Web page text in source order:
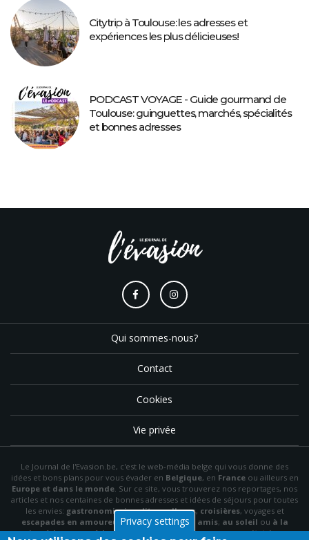
Citytrip à Toulouse: les adresses et
expériences les plus délicieuses!
PODCAST VOYAGE - Guide gourmand de
Toulouse: guinguettes, marchés, spécialités
et bonnes adresses
Qui sommes-nous?
Contact
Cookies
Vie privée
Le Journal de l'Evasion.be, c'est le web-média belge qui vous donne des
idées et bons plans pour vous évader en Belgique, en Franceou ailleurs en
Europe et dans le monde. Sur ce site, vous trouverez nos reportages, nos
articles et nos centaines de bonnes adresses et idées de séjours pour toutes
les envies: gastronomie,insolite,wellness, croisières, voyages et
escapades en amoureux ,en famille,entre amis; au soleil ou à la
neige,à la merouà la montagne à la campagneou encitytrip, en
Privacy settings